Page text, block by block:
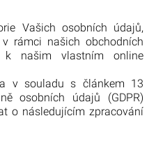
Vašich osobních údajů,
rámci našich obchodních
našim vlastním online
v souladu s článkem 13
osobních údajů (GDPR)
o následujícím zpracování